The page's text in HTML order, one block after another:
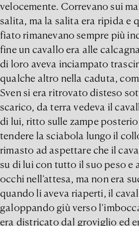
velocemente. Correvano sui
salita, ma la salita era ripida e
fiato rimanevano sempre più
fine un cavallo era alle
di loro aveva inciampato
qualche altro nella caduta,
Sven si era ritrovato disteso
scarico, da terra vedeva il
di lui, ritto sulle zampe
tendere la sciabola lungo il
rimasto ad aspettare che il
su di lui con tutto il suo peso e
occhi nell’attesa, ma non era
quando li aveva riaperti, il
galoppando giù verso
era districato dal groviglio ed